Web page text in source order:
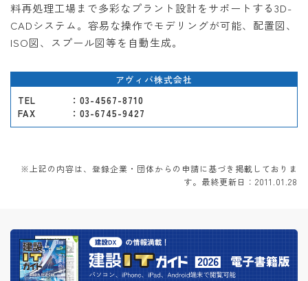
料再処理工場まで多彩なプラント設計をサポートする3D-
CADシステム。容易な操作でモデリングが可能、配置図、
ISO図、スプール図等を自動生成。
アヴィバ株式会社
TEL
：03-4567-8710
FAX
：03-6745-9427
※上記の内容は、登録企業・団体からの申請に基づき掲載しておりま
す。最終更新日：2011.01.28